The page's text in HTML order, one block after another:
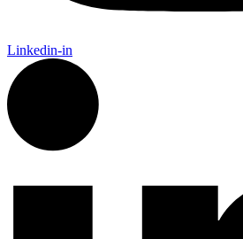
Linkedin-in